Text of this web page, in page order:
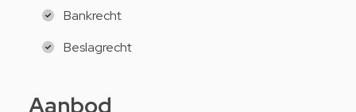
Bankrecht
Beslagrecht